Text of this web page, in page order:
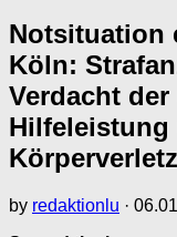
Notsituation
Köln:
Verdacht
Hilfeleistung
by redaktionlu ·